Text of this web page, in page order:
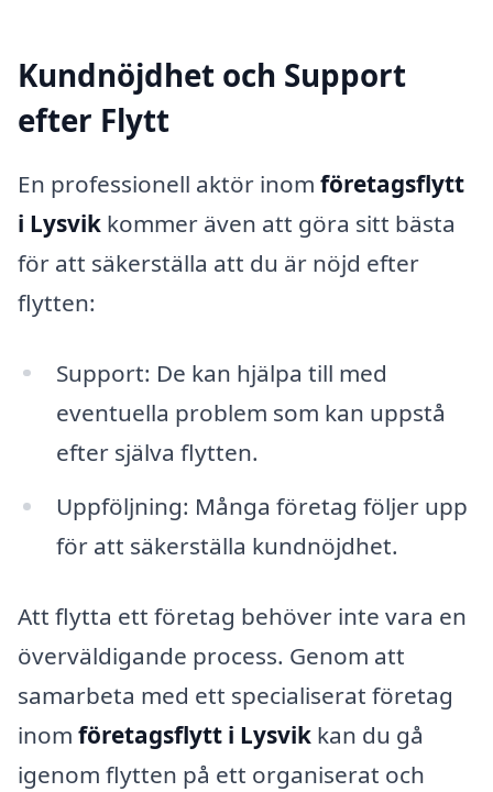
Kundnöjdhet och Support
efter Flytt
En professionell aktör inom företagsflytt
i Lysvik kommer även att göra sitt bästa
för att säkerställa att du är nöjd efter
flytten:
Support: De kan hjälpa till med
eventuella problem som kan uppstå
efter själva flytten.
Uppföljning: Många företag följer upp
för att säkerställa kundnöjdhet.
Att flytta ett företag behöver inte vara en
överväldigande process. Genom att
samarbeta med ett specialiserat företag
inom företagsflytt i Lysvik kan du gå
igenom flytten på ett organiserat och